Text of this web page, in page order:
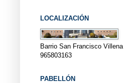
LOCALIZACIÓN
Barrio San Francisco Villena
965803163
PABELLÓN